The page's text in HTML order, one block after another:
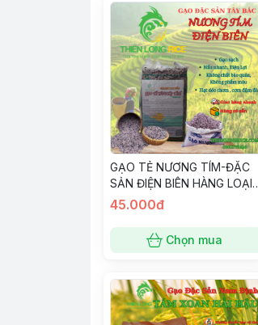
GẠO TẺ NƯƠNG TÍM-ĐẶC
SẢN ĐIỆN BIÊN HÀNG LOẠI 1
BỊCH 1 KG
45.000đ
Chọn mua